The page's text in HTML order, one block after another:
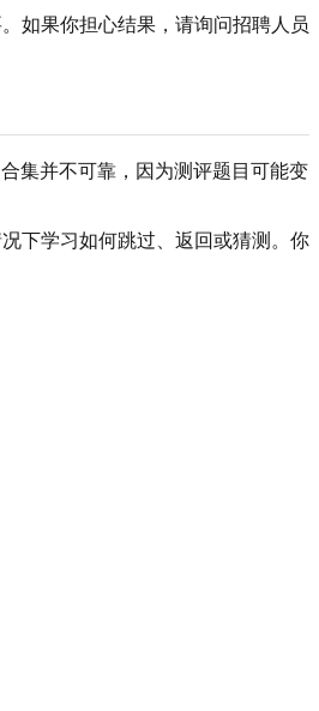
如果你担心结果，请询问招聘人员
合集并不可靠，因为测评题目可能变
下学习如何跳过、返回或猜测。你